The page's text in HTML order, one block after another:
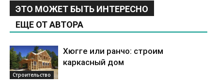
ЭТО МОЖЕТ БЫТЬ ИНТЕРЕСНО
ЕЩЕ ОТ АВТОРА
Строительство
Хюгге или ранчо: строим
каркасный дом